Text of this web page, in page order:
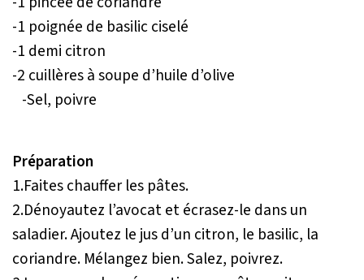
-1 poignée de basilic ciselé
-1 demi citron
-2 cuillères à soupe d’huile d’olive
-Sel, poivre
Préparation
1.Faites chauffer les pâtes.
2.Dénoyautez l’avocat et écrasez-le dans un
saladier. Ajoutez le jus d’un citron, le basilic, la
coriandre. Mélangez bien. Salez, poivrez.